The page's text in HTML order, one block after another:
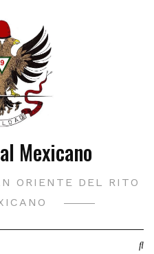
Mexicano
ORIENTE DEL RITO